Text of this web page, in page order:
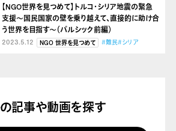
【NGO世界を見つめて】トルコ・シリア地震の緊急
支援～国民国家の壁を乗り越えて、直接的に助け合
う世界を目指す～（パルシック前編）
2023.5.12 NGO 世界を見つめて #難民#シリア
記事や動画を探す